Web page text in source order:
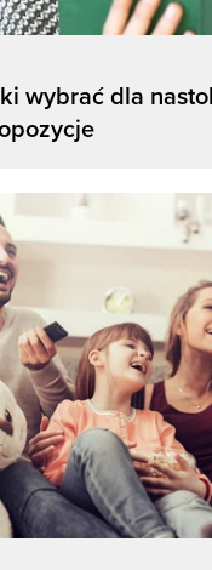
wybrać dla